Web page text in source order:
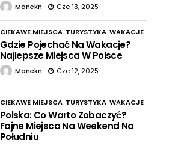
Manekn Cze 13, 2025
CIEKAWE MIEJSCA TURYSTYKA WAKACJE
Gdzie Pojechać Na Wakacje?
Najlepsze Miejsca W Polsce
Manekn Cze 12, 2025
CIEKAWE MIEJSCA TURYSTYKA WAKACJE
Polska: Co Warto Zobaczyć?
Fajne Miejsca Na Weekend Na
Południu